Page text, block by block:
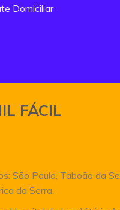
Domiciliar
FÁCIL
São Paulo, Taboão da
da Serra.